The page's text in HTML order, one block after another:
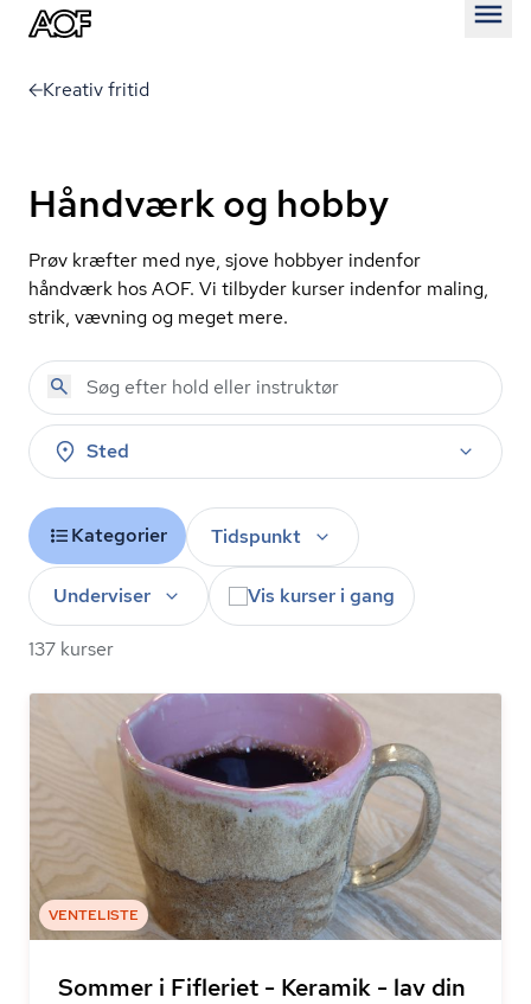
Kreativ fritid
Håndværk og hobby
Prøv kræfter med nye, sjove hobbyer indenfor
håndværk hos AOF. Vi tilbyder kurser indenfor maling,
strik, vævning og meget mere.
Sted
Kategorier Tidspunkt
Underviser Vis kurser i gang
137 kurser
VENTELISTE
Sommer i Fifleriet - Keramik - lav din